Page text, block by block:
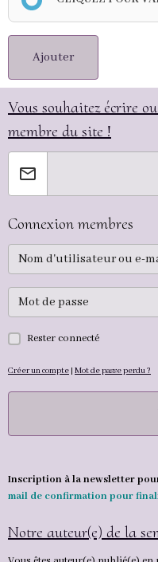
Ajouter
Vous souhaitez écrire
membre du site !
Connexion membres
Rester connecté
Créer un compte | Mot de passe perdu ?
Inscription à la newsletter
mail de confirmation pour
Notre auteur(e) de la